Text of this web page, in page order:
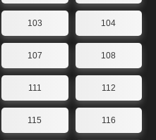
103 104
107 108
111 112
115 116